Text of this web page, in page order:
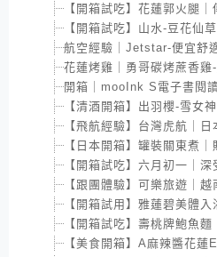
【開箱試吃】花蓮郭火腿
【開箱試吃】山水-豆花仙
航空經驗｜Jetstar-便宜舒
花蓮烤雞｜勇哥碳烤蔗香
開箱｜mooInk S電子書閱
【清酒開箱】出羽櫻-雪女
【飛航經驗】台灣虎航｜
【日本開箱】罐裝關東煮
【開箱試吃】六月初一｜
【跟團體驗】可樂旅遊｜
【開箱試用】雅蓮碧美體
【開箱試吃】壽桃牌鮑魚
【美食開箱】A麻辣醬花